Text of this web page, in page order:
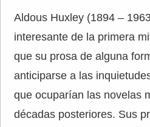
Aldous Huxley (1894 –
interesante de la primera
que su prosa de alguna
anticiparse a las
que ocuparían las novelas
décadas posteriores. Sus